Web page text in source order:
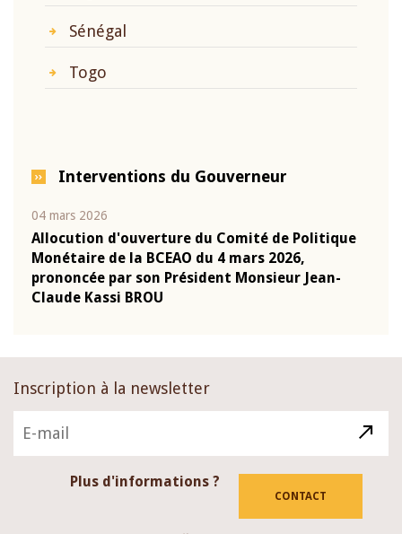
Sénégal
Togo
Interventions du Gouverneur
04 mars 2026
Allocution d'ouverture du Comité de Politique
Monétaire de la BCEAO du 4 mars 2026,
prononcée par son Président Monsieur Jean-
Claude Kassi BROU
Inscription à la newsletter
Plus d'informations ?
CONTACT